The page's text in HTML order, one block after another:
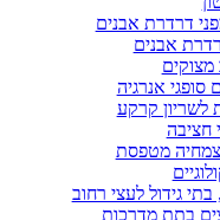
דרדרת אבנים
אבנים
מצוקים
לשריון קרקע
חציבה
מטפסת
בתת מדרכות